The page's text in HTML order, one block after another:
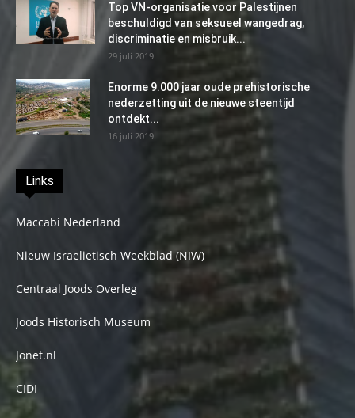
Top VN-organisatie voor Palestijnen
beschuldigd van seksueel wangedrag,
discriminatie en misbruik...
29 juli 2019
Enorme 9.000 jaar oude prehistorische
nederzetting uit de nieuwe steentijd
ontdekt...
16 juli 2019
Links
Maccabi Nederland
Nieuw Israelietisch Weekblad (NIW)
Centraal Joods Overleg
Joods Historisch Museum
Jonet.nl
CIDI